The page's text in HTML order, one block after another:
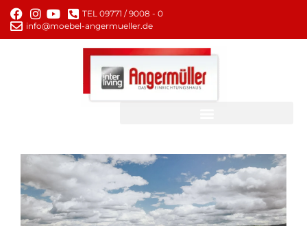
TEL 09771 / 9008 - 0
info@moebel-angermueller.de